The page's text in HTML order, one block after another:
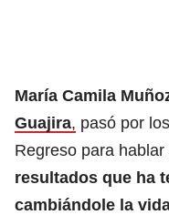
María Camila
Guajira, pasó por
Regreso para hablar
resultados que ha
cambiándole la